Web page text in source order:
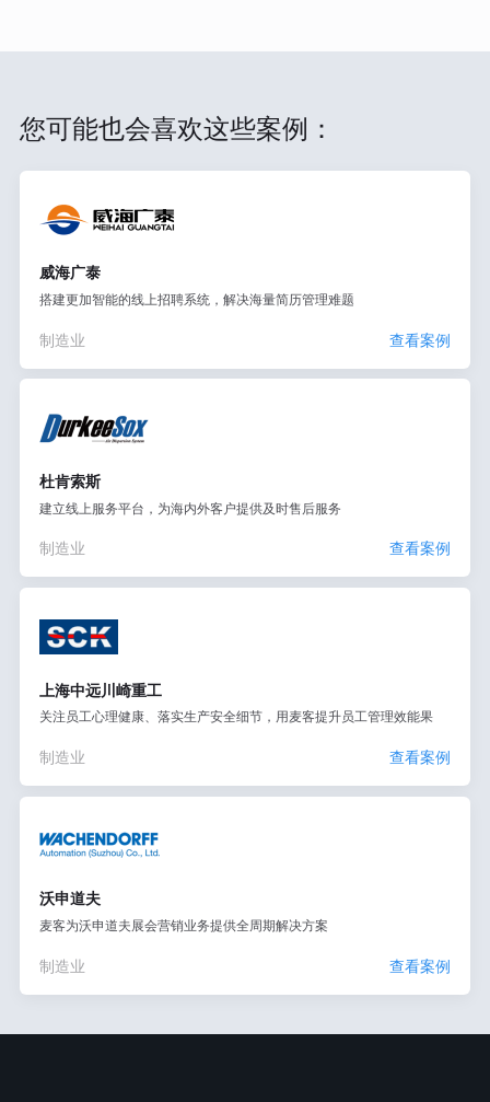
您可能也会喜欢这些案例：
威海广泰
搭建更加智能的线上招聘系统，解决海量简历管理难题
制造业 查看案例
杜肯索斯
建立线上服务平台，为海内外客户提供及时售后服务
制造业 查看案例
上海中远川崎重工
关注员工心理健康、落实生产安全细节，用麦客提升员工管理效能果
制造业 查看案例
沃申道夫
麦客为沃申道夫展会营销业务提供全周期解决方案
制造业 查看案例